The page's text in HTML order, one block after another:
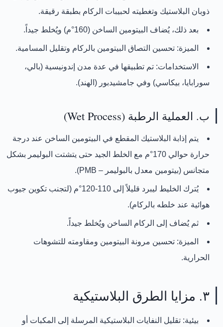
ذوبان البلاستيك وتغطيته لحبيبات الركام بطبقة رقيقة.
بعد ذلك، يُضاف البيتومين الساخن (160°م) ويُخلط جيداً.
الميزة: تحسين التصاق البيتومين بالركام وتقليل المسامية.
الاستخدامات: تم تطبيقها في عدة مدن إندونيسية (بالي،
سورابايا، بيكاسي) وفي جامشيدبور (الهند).
ب. العملية الرطبة (Wet Process)
يتم إذابة البلاستيك المقطع في البيتومين الساخن عند درجة
حرارة حوالي 170°م
مع الخلط الجيد حتى يتشتت البوليمر بشكل
متجانس (بيتومين معدل بالبوليمر – PMB).
يُترك الخليط ليبرد قليلاً إلى 110-120°م
(لتجنب تكوين جيوب
هوائية عند خلطه بالركام).
ثم يُضاف إلى الركام الساخن ويُخلط جيداً.
الميزة: تحسين مرونة البيتومين ومقاومته للتشوهات
الحرارية.
٣. مزايا الطرق البلاستيكية
بيئية: تقليل النفايات البلاستيكية المرسلة إلى المكبات أو